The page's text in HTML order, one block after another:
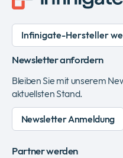
Infinigate-Hersteller
Newsletter anfordern
Bleiben Sie mit unserem
aktuellsten Stand.
Newsletter Anmeldung
Partner werden